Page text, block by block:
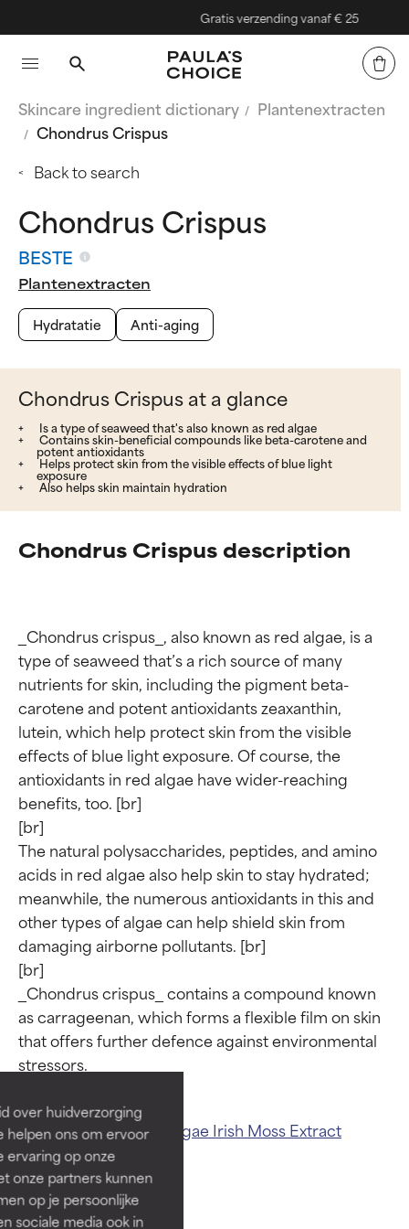
over huidverzorging
helpen ons om ervoor
ervaring op onze
onze partners kunnen
op je persoonlijke
sociale media ook in
Gratis verzending vanaf € 25
Skincare ingredient dictionary
Plantenextracten
Chondrus Crispus
Back to search
Chondrus Crispus
BESTE
Plantenextracten
Hydratatie
Anti-aging
Chondrus Crispus at a glance
Is a type of seaweed that's also known as red algae
Contains skin-beneficial compounds like beta-carotene and
potent antioxidants
Helps protect skin from the visible effects of blue light
exposure
Also helps skin maintain hydration
Chondrus Crispus description
_Chondrus crispus_, also known as red algae, is a
type of seaweed that’s a rich source of many
nutrients for skin, including the pigment beta-
carotene and potent antioxidants zeaxanthin,
lutein, which help protect skin from the visible
effects of blue light exposure. Of course, the
antioxidants in red algae have wider-reaching
benefits, too. [br]
[br]
The natural polysaccharides, peptides, and amino
acids in red algae also help skin to stay hydrated;
meanwhile, the numerous antioxidants in this and
other types of algae can help shield skin from
damaging airborne pollutants. [br]
[br]
_Chondrus crispus_ contains a compound known
as carrageenan, which forms a flexible film on skin
that offers further defence against environmental
Related ingredients: Algae Irish Moss Extract
Carrageenan
Beoordelingen van
ingrediënten
Bewezen en ondersteund door
onafhankelijk onderzoek.
Uitstekend actief ingrediënt
voor de meeste huidtypen of
huidproblemen.
Beoordelingen van
ingrediënten
Bewezen en ondersteund door
onafhankelijk onderzoek.
Uitstekend actief ingrediënt
voor de meeste huidtypen of
huidproblemen.